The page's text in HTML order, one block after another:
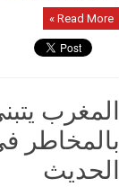
Read More »
المغرب
بالمخاطر
الحديث